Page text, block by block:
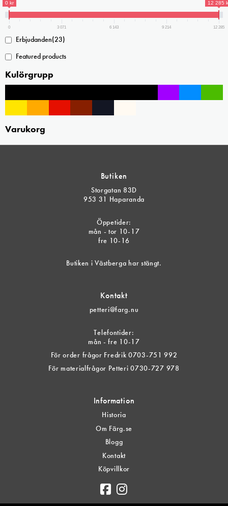
0 kr 12 285
0 3 071 6 143 9 214 12 285
Erbjudanden(23)
Featured products
Kulörgrupp
Varukorg
Butiken
Storgatan 83D
953 31 Haparanda
Öppetider:
mån - tor 10-17
fre 10-16
Butiken i Västberga har stängt.
Kontakt
petteri@farg.nu
Telefontider:
mån - fre 10-17
För order frågor Fredrik 0703-751 992
För materialfrågor Petteri 0730-727 978
Information
Historia
Om Färg.se
Blogg
Kontakt
Köpvillkor